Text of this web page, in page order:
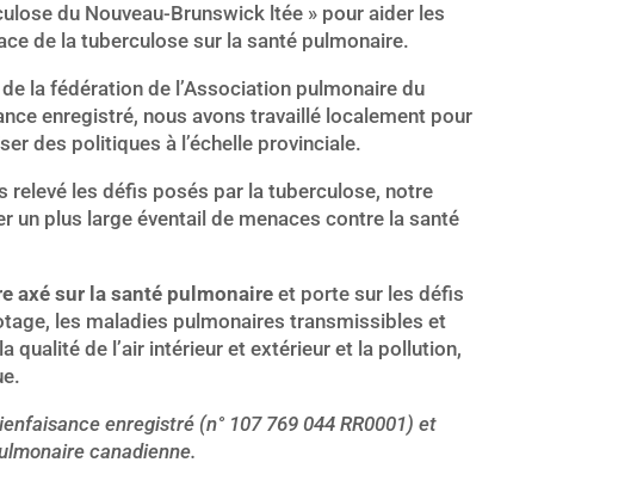
du Nouveau-Brunswick ltée » pour aider les
de la tuberculose sur la santé pulmonaire.
la fédération de l’Association pulmonaire du
enregistré, nous avons travaillé localement pour
des politiques à l’échelle provinciale.
relevé les défis posés par la tuberculose, notre
un plus large éventail de menaces contre la santé
axé sur la santé pulmonaireet porte sur les défis
les maladies pulmonaires transmissibles et
qualité de l’air intérieur et extérieur et la pollution,
enregistré (n° 107 769 044 RR0001) et
canadienne.